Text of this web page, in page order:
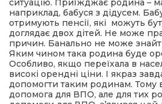
ситуацію. Приїжджає родина –
наприклад, бабуся з дідусем.
отримують пенсії, які можуть
доглядає двох дітей. Не може
причин. Банально не може
Яким чином така родина буде
Особливо, якщо переїхала в
високі орендні ціни. І якраз
допомогти таким родинам. Тому
допомога для ВПО, але для тих